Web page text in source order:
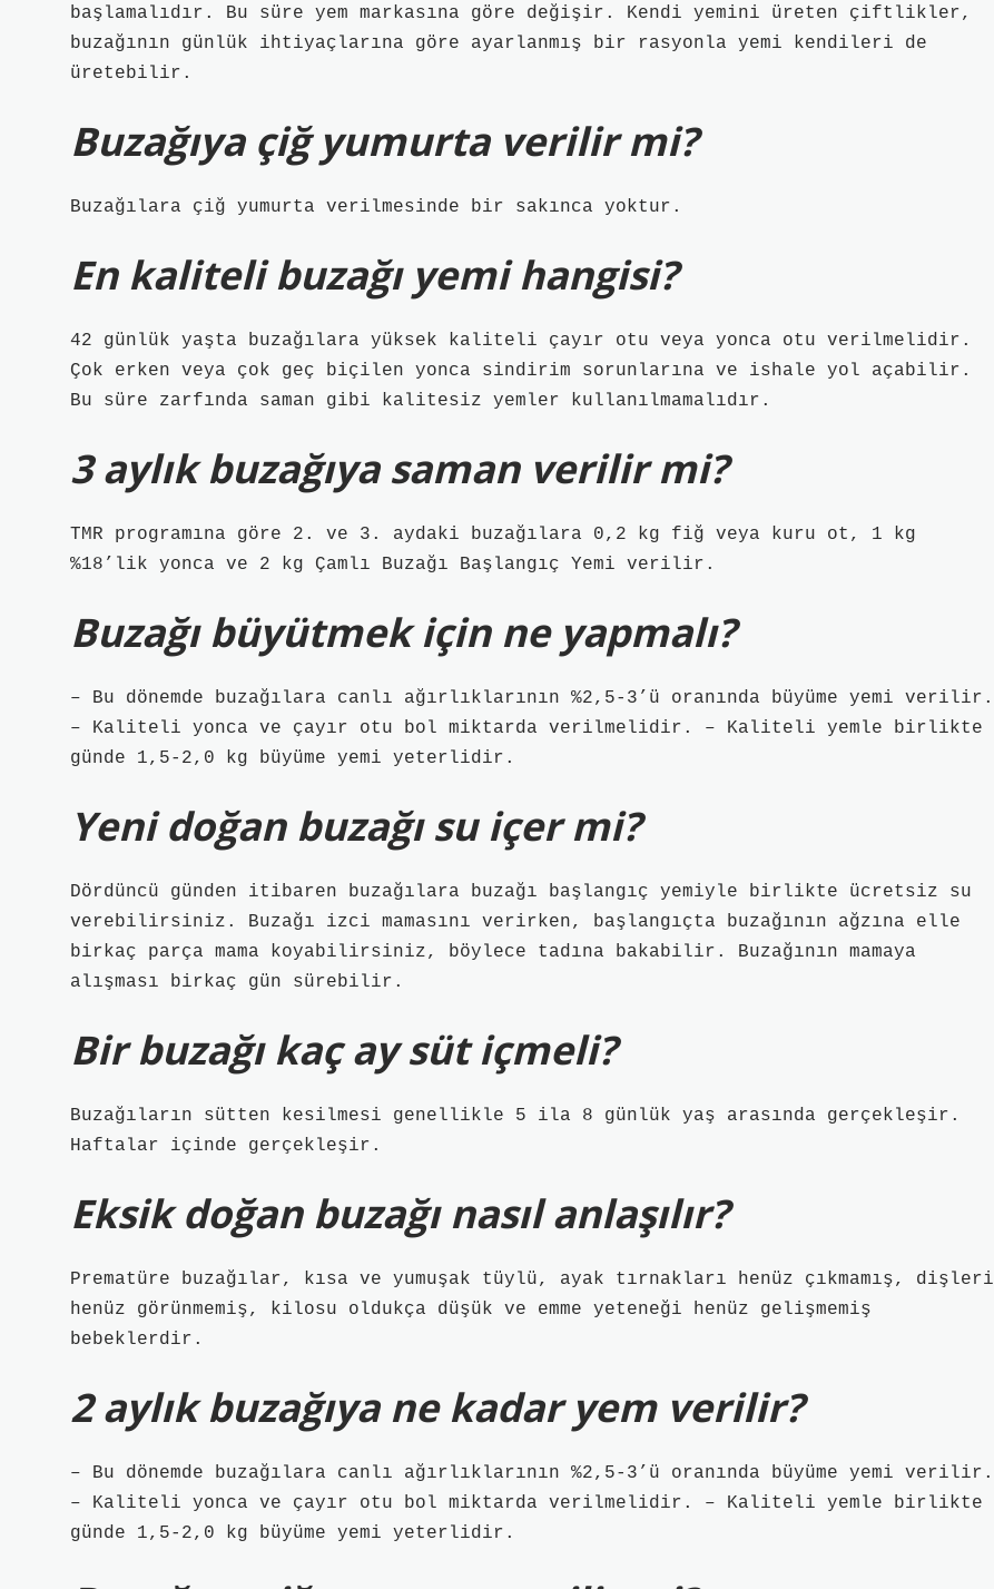
başlamalıdır. Bu süre yem markasına göre değişir. Kendi yemini üreten çiftlikler,
buzağının günlük ihtiyaçlarına göre ayarlanmış bir rasyonla yemi kendileri de
üretebilir.
Buzağıya çiğ yumurta verilir mi?
Buzağılara çiğ yumurta verilmesinde bir sakınca yoktur.
En kaliteli buzağı yemi hangisi?
42 günlük yaşta buzağılara yüksek kaliteli çayır otu veya yonca otu verilmelidir.
Çok erken veya çok geç biçilen yonca sindirim sorunlarına ve ishale yol açabilir.
Bu süre zarfında saman gibi kalitesiz yemler kullanılmamalıdır.
3 aylık buzağıya saman verilir mi?
TMR programına göre 2. ve 3. aydaki buzağılara 0,2 kg fiğ veya kuru ot, 1 kg
%18’lik yonca ve 2 kg Çamlı Buzağı Başlangıç ​​Yemi verilir.
Buzağı büyütmek için ne yapmalı?
– Bu dönemde buzağılara canlı ağırlıklarının %2,5-3’ü oranında büyüme yemi verilir.
– Kaliteli yonca ve çayır otu bol miktarda verilmelidir. – Kaliteli yemle birlikte
günde 1,5-2,0 kg büyüme yemi yeterlidir.
Yeni doğan buzağı su içer mi?
Dördüncü günden itibaren buzağılara buzağı başlangıç ​​yemiyle birlikte ücretsiz su
verebilirsiniz. Buzağı izci mamasını verirken, başlangıçta buzağının ağzına elle
birkaç parça mama koyabilirsiniz, böylece tadına bakabilir. Buzağının mamaya
alışması birkaç gün sürebilir.
Bir buzağı kaç ay süt içmeli?
Buzağıların sütten kesilmesi genellikle 5 ila 8 günlük yaş arasında gerçekleşir.
Haftalar içinde gerçekleşir.
Eksik doğan buzağı nasıl anlaşılır?
Prematüre buzağılar, kısa ve yumuşak tüylü, ayak tırnakları henüz çıkmamış, dişleri
henüz görünmemiş, kilosu oldukça düşük ve emme yeteneği henüz gelişmemiş
bebeklerdir.
2 aylık buzağıya ne kadar yem verilir?
– Bu dönemde buzağılara canlı ağırlıklarının %2,5-3’ü oranında büyüme yemi verilir.
– Kaliteli yonca ve çayır otu bol miktarda verilmelidir. – Kaliteli yemle birlikte
günde 1,5-2,0 kg büyüme yemi yeterlidir.